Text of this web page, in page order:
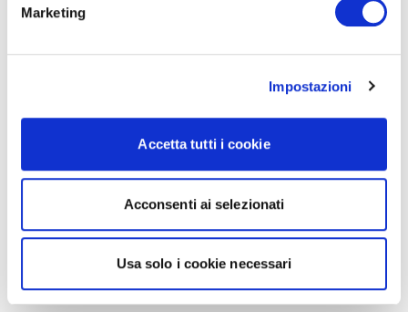
Marketing
Impostazioni
Accetta tutti i cookie
Acconsenti ai selezionati
Usa solo i cookie necessari